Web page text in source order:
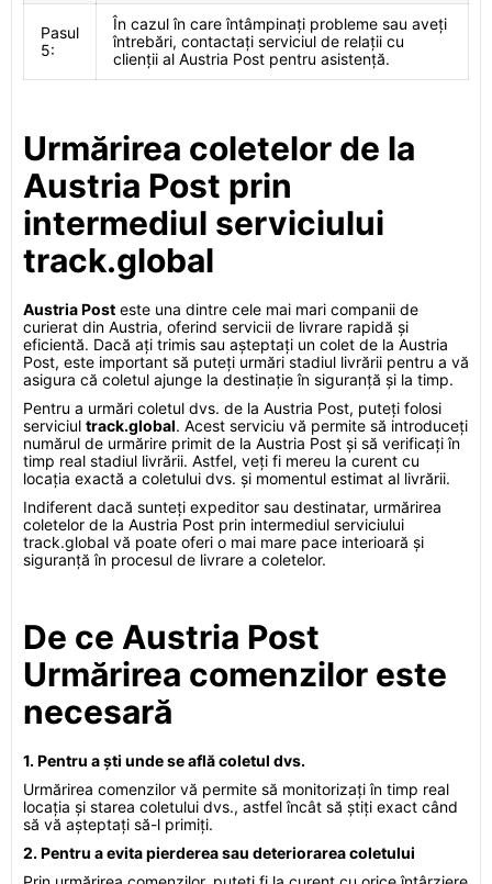
Pasul
5:
În cazul în care întâmpinați probleme sau aveți
întrebări, contactați serviciul de relații cu
clienții al Austria Post pentru asistență.
Urmărirea coletelor de la
Austria Post prin
intermediul serviciului
track.global
Austria Post este una dintre cele mai mari companii de
curierat din Austria, oferind servicii de livrare rapidă și
eficientă. Dacă ați trimis sau așteptați un colet de la Austria
Post, este important să puteți urmări stadiul livrării pentru a vă
asigura că coletul ajunge la destinație în siguranță și la timp.
Pentru a urmări coletul dvs. de la Austria Post, puteți folosi
serviciul track.global. Acest serviciu vă permite să introduceți
numărul de urmărire primit de la Austria Post și să verificați în
timp real stadiul livrării. Astfel, veți fi mereu la curent cu
locația exactă a coletului dvs. și momentul estimat al livrării.
Indiferent dacă sunteți expeditor sau destinatar, urmărirea
coletelor de la Austria Post prin intermediul serviciului
track.global vă poate oferi o mai mare pace interioară și
siguranță în procesul de livrare a coletelor.
De ce Austria Post
Urmărirea comenzilor este
necesară
1. Pentru a ști unde se află coletul dvs.
Urmărirea comenzilor vă permite să monitorizați în timp real
locația și starea coletului dvs., astfel încât să știți exact când
să vă așteptați să-l primiți.
2. Pentru a evita pierderea sau deteriorarea coletului